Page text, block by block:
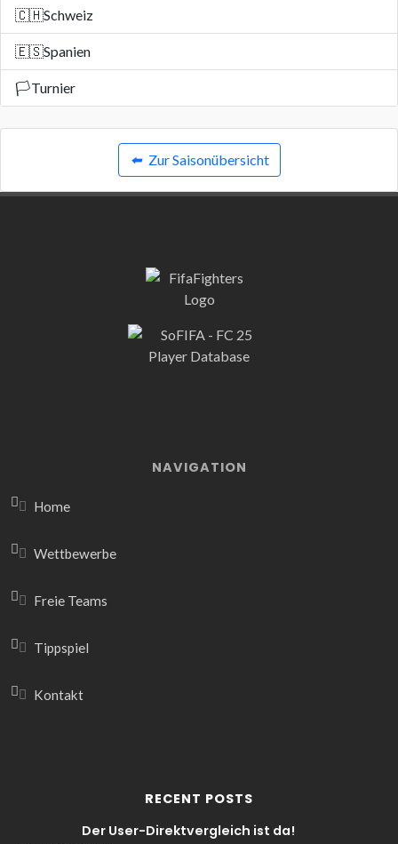
🇨🇭Schweiz
🇪🇸Spanien
🏳️Turnier
⬅️ Zur Saisonübersicht
NAVIGATION
Home
Wettbewerbe
Freie Teams
Tippspiel
Kontakt
RECENT POSTS
Der User-Direktvergleich ist da!